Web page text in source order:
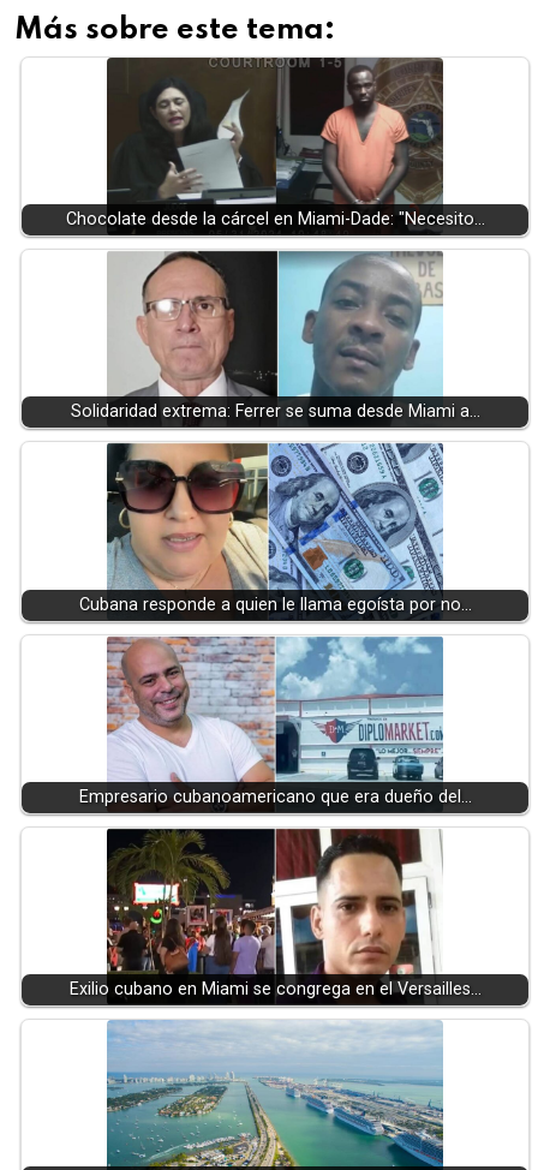
Más sobre este tema:
Chocolate desde la cárcel en Miami-Dade: "Necesito…
Solidaridad extrema: Ferrer se suma desde Miami a…
Cubana responde a quien le llama egoísta por no…
Empresario cubanoamericano que era dueño del…
Exilio cubano en Miami se congrega en el Versailles…